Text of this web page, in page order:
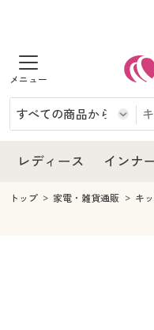
商品を探す
レディース
レディースファッション
インナー・下着
インナー・下着通販すべ
メンズ
レディース インナ
レディース
レディース通販すべて
レディースファッション
インナー・下着
インナー・下着通販すべ
メンズ
トップ 家電・雑貨通販 キ